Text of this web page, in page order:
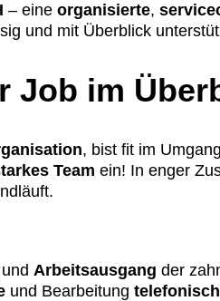
– eine organisierte,
und mit Überblick
Job im
, bist fit im
Team ein! In enger
und Arbeitsausgang der
und Bearbeitung